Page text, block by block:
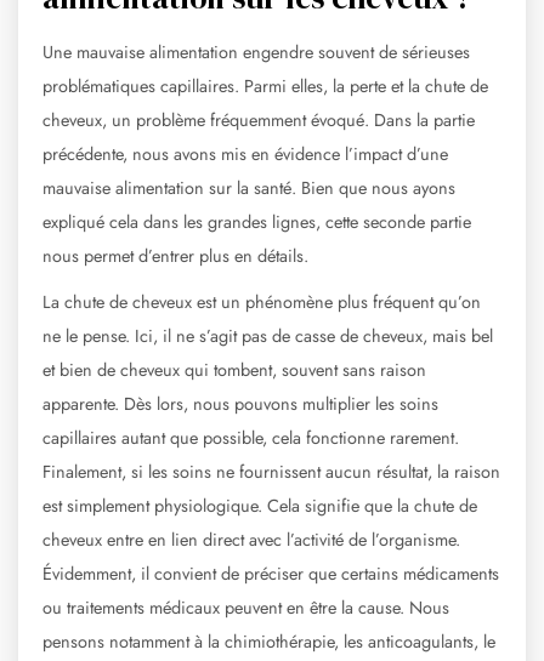
Une mauvaise alimentation engendre souvent de sérieuses
problématiques capillaires. Parmi elles, la perte et la chute de
cheveux, un problème fréquemment évoqué. Dans la partie
précédente, nous avons mis en évidence l’impact d’une
mauvaise alimentation sur la santé. Bien que nous ayons
expliqué cela dans les grandes lignes, cette seconde partie
nous permet d’entrer plus en détails.
La chute de cheveux est un phénomène plus fréquent qu’on
ne le pense. Ici, il ne s’agit pas de casse de cheveux, mais bel
et bien de cheveux qui tombent, souvent sans raison
apparente. Dès lors, nous pouvons multiplier les soins
capillaires autant que possible, cela fonctionne rarement.
Finalement, si les soins ne fournissent aucun résultat, la raison
est simplement physiologique. Cela signifie que la chute de
cheveux entre en lien direct avec l’activité de l’organisme.
Évidemment, il convient de préciser que certains médicaments
ou traitements médicaux peuvent en être la cause. Nous
pensons notamment à la chimiothérapie, les anticoagulants, le